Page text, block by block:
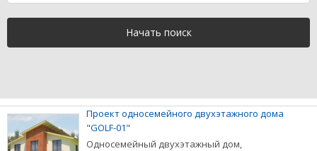
Начать поиск
Проект односемейного двухэтажного дома
"GOLF-01"
Односемейный двухэтажный дом,